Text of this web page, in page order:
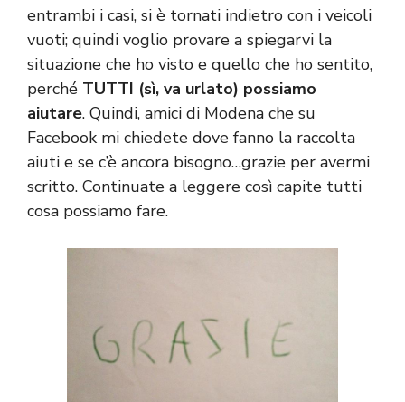
entrambi i casi, si è tornati indietro con i veicoli
vuoti; quindi voglio provare a spiegarvi la
situazione che ho visto e quello che ho sentito,
perché TUTTI (sì, va urlato) possiamo
aiutare. Quindi, amici di Modena che su
Facebook mi chiedete dove fanno la raccolta
aiuti e se c’è ancora bisogno…grazie per avermi
scritto. Continuate a leggere così capite tutti
cosa possiamo fare.